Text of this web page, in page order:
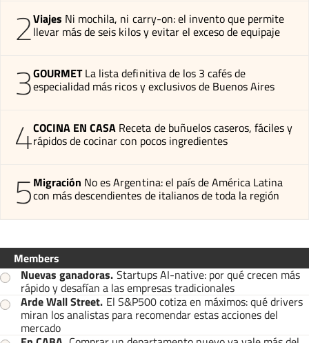
2Viajes Ni mochila, ni carry-on: el invento que permite
llevar más de seis kilos y evitar el exceso de equipaje
3GOURMET La lista definitiva de los 3 cafés de
especialidad más ricos y exclusivos de Buenos Aires
4COCINA EN CASA Receta de buñuelos caseros, fáciles y
rápidos de cocinar con pocos ingredientes
5Migración No es Argentina: el país de América Latina
con más descendientes de italianos de toda la región
Members
Nuevas ganadoras. Startups AI-native: por qué crecen más
rápido y desafían a las empresas tradicionales
Arde Wall Street. El S&P500 cotiza en máximos: qué drivers
miran los analistas para recomendar estas acciones del
mercado